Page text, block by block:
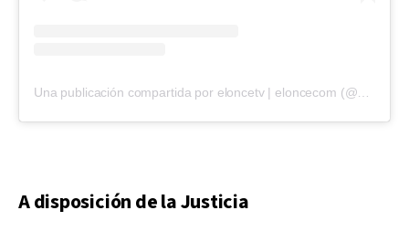
A disposición de la Justicia